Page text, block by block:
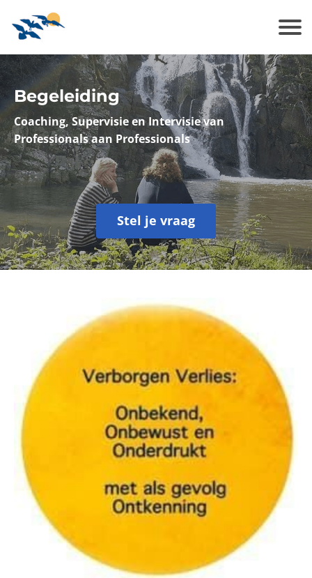
Begeleiding
Coaching, Supervisie en Intervisie van
Professionals aan Professionals
Stel je vraag